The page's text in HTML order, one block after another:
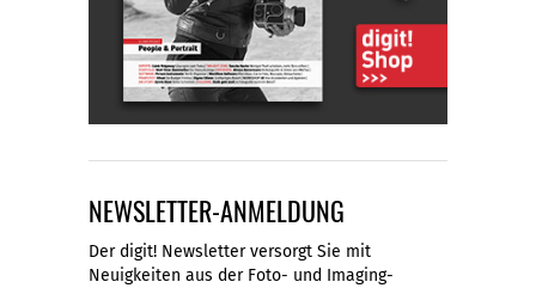
NEWSLETTER-ANMELDUNG
Der digit! Newsletter versorgt Sie mit
Neuigkeiten aus der Foto- und Imaging-